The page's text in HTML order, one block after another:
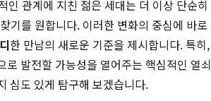
관계에 지친 젊은 세대는 더 이상 단순
기를 원합니다. 이러한 변화의 중심에 바로
한 만남의 새로운 기준을 제시합니다. 특
발전할 가능성을 열어주는 핵심적인
심도 있게 탐구해 보겠습니다.